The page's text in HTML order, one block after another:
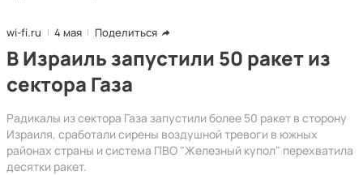
wi-fi.ru 4 мая Поделиться
В Израиль запустили 50 ракет из
сектора Газа
Радикалы из сектора Газа запустили более 50 ракет в сторону
Израиля, сработали сирены воздушной тревоги в южных
районах страны и система ПВО "Железный купол" перехватила
десятки ракет.